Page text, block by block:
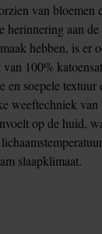
van bloemen
herinnering aan
hebben, is er
van 100%
en soepele
weeftechniek
op de huid,
slaapklimaat.